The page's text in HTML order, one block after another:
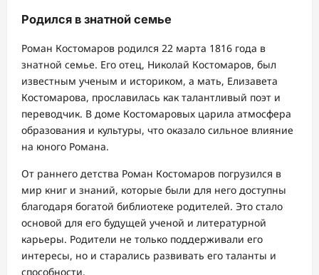
Родился в знатной семье
Роман Костомаров родился 22 марта 1816 года в
знатной семье. Его отец, Николай Костомаров, был
известным ученым и историком, а мать, Елизавета
Костомарова, прославилась как талантливый поэт и
переводчик. В доме Костомаровых царила атмосфера
образования и культуры, что оказало сильное влияние
на юного Романа.
От раннего детства Роман Костомаров погрузился в
мир книг и знаний, которые были для него доступны
благодаря богатой библиотеке родителей. Это стало
основой для его будущей ученой и литературной
карьеры. Родители не только поддерживали его
интересы, но и старались развивать его таланты и
способности.